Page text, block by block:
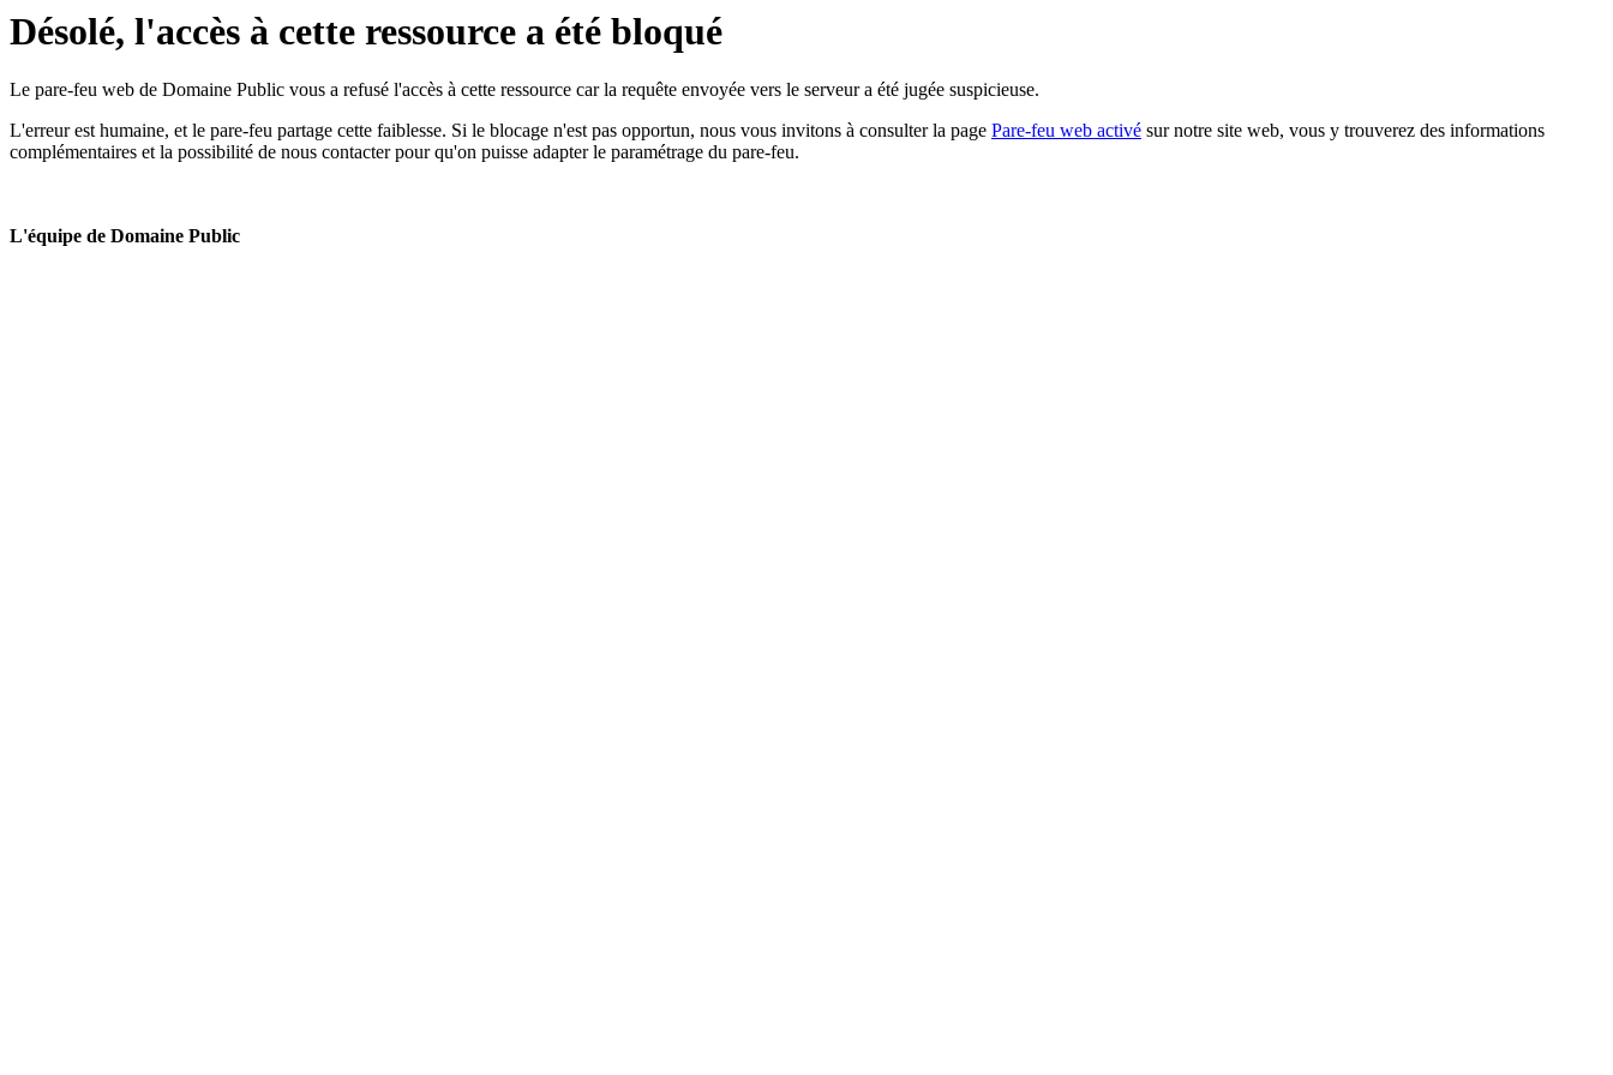
Désolé, l'accès à cette ressource a été bloqué
Le pare-feu web de Domaine Public vous a refusé l'accès à cette ressource car la requête envoyée vers le serveur a été jugée suspicieuse.
L'erreur est humaine, et le pare-feu partage cette faiblesse. Si le blocage n'est pas opportun, nous vous invitons à consulter la page Pare-feu web activé sur notre site web, vous y trouverez des informations
complémentaires et la possibilité de nous contacter pour qu'on puisse adapter le paramétrage du pare-feu.
L'équipe de Domaine Public